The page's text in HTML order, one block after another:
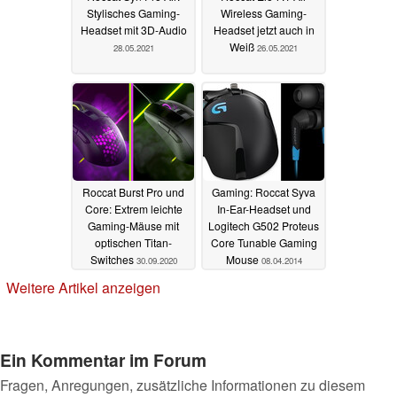
Stylisches Gaming-
Headset mit 3D-Audio
28.05.2021
Wireless Gaming-
Headset jetzt auch in
Weiß 26.05.2021
Roccat Burst Pro und
Core: Extrem leichte
Gaming-Mäuse mit
optischen Titan-
Switches 30.09.2020
Gaming: Roccat Syva
In-Ear-Headset und
Logitech G502 Proteus
Core Tunable Gaming
Mouse 08.04.2014
Weitere Artikel anzeigen
Ein Kommentar im Forum
Fragen, Anregungen, zusätzliche Informationen zu diesem